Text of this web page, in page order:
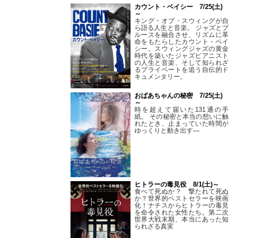
カウント・ベイシー 7/25(土)
～
キング・オブ・スウィングが自
ら語る人生と音楽。 ジャズとブ
ルースを融合させ、リズムに革
命をもたらしたカウント・ベイ
シー。スウィングジャズの黄金
時代を築いたジャズピアニスト
の人生と音楽、そして知られざ
るプライベートを追う自伝的ド
キュメンタリー。
おばあちゃんの秘密 7/25(土)
～
時を超えて届いた131通の手
紙。 その秘密と本当の想いに触
れたとき、止まっていた時間が
ゆっくりと動き出す―
ヒトラーの毒見役 8/1(土)～
食べて死ぬか？ 撃たれて死ぬ
か？世界的ベストセラーを映画
化！ナチスからヒトラーの毒見
を命令された女性たち。第二次
世界大戦末期、本当にあった知
られざる真実